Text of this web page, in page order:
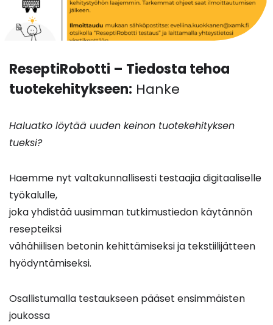
ReseptiRobotti – Tiedosta tehoa
tuotekehitykseen: Hanke
Haluatko löytää uuden keinon tuotekehityksen
tueksi?
Haemme nyt valtakunnallisesti testaajia digitaaliselle
työkalulle,
joka yhdistää uusimman tutkimustiedon käytännön
resepteiksi
vähähiilisen betonin kehittämiseksi ja tekstiilijätteen
hyödyntämiseksi.
Osallistumalla testaukseen pääset ensimmäisten
joukossa